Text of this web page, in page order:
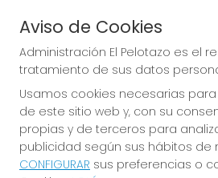
JUGAR LA
Aviso de Cookies
Administración El Pelotazo es el
tratamiento de sus datos
Usamos cookies necesarias
de este sitio web y, con su
propias y de terceros para
publicidad según sus hábitos de
CONFIGURAR sus preferencias o